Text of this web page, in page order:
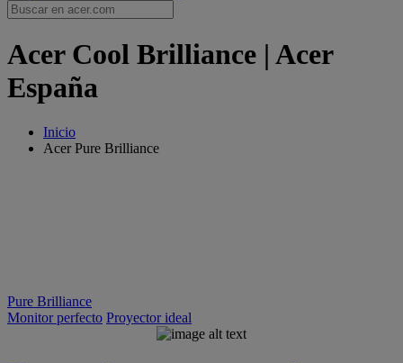
Acer Cool Brilliance | Acer
España
Inicio
Acer Pure Brilliance
Pure Brilliance
Monitor perfecto Proyector ideal